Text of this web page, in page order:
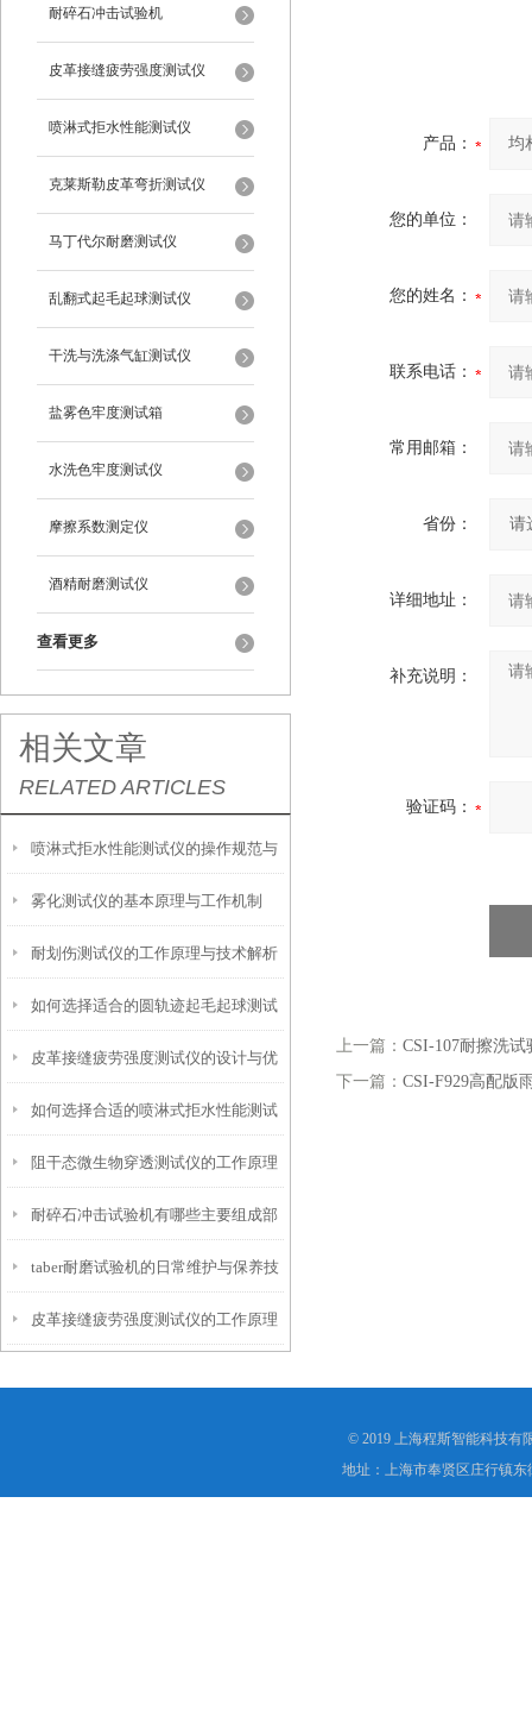
耐碎石冲击试验机
皮革接缝疲劳强度测试仪
喷淋式拒水性能测试仪
克莱斯勒皮革弯折测试仪
马丁代尔耐磨测试仪
乱翻式起毛起球测试仪
干洗与洗涤气缸测试仪
盐雾色牢度测试箱
水洗色牢度测试仪
摩擦系数测定仪
酒精耐磨测试仪
查看更多
相关文章
RELATED ARTICLES
喷淋式拒水性能测试仪的操作规范与
应用指南
雾化测试仪的基本原理与工作机制
耐划伤测试仪的工作原理与技术解析
如何选择适合的圆轨迹起毛起球测试
仪？
皮革接缝疲劳强度测试仪的设计与优
化
如何选择合适的喷淋式拒水性能测试
仪
阻干态微生物穿透测试仪的工作原理
解析
耐碎石冲击试验机有哪些主要组成部
分？
taber耐磨试验机的日常维护与保养技
巧
皮革接缝疲劳强度测试仪的工作原理
产品：
您的单位：
您的姓名：
联系电话：
常用邮箱：
省份：
详细地址：
补充说明：
验证码：
上一篇： CSI-107耐擦洗
下一篇： CSI-F929高配版
© 2019 上海程斯智能科技有
地址：上海市奉贤区庄行镇东